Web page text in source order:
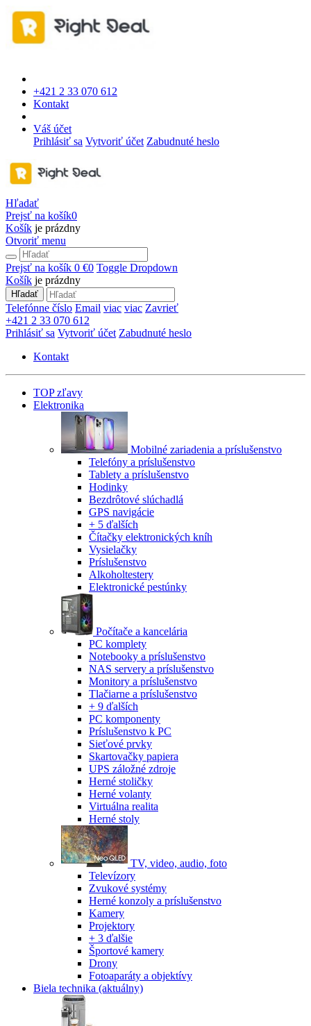
+421 2 33 070 612
Kontakt
Váš účet
Prihlásiť sa Vytvoriť účet Zabudnuté heslo
Hľadať
Prejsť na košík0
Košík je prázdny
Otvoriť menu
Prejsť na košík 0 €0 Toggle Dropdown
Košík je prázdny
Hľadať
Telefónne číslo Email viac viac Zavrieť
+421 2 33 070 612
Prihlásiť sa Vytvoriť účet Zabudnuté heslo
Kontakt
TOP zľavy
Elektronika
Mobilné zariadenia a príslušenstvo
Telefóny a príslušenstvo
Tablety a príslušenstvo
Hodinky
Bezdrôtové slúchadlá
GPS navigácie
+ 5 ďalších
Čítačky elektronických kníh
Vysielačky
Príslušenstvo
Alkoholtestery
Elektronické pestúnky
Počítače a kancelária
PC komplety
Notebooky a príslušenstvo
NAS servery a príslušenstvo
Monitory a príslušenstvo
Tlačiarne a príslušenstvo
+ 9 ďalších
PC komponenty
Príslušenstvo k PC
Sieťové prvky
Skartovačky papiera
UPS záložné zdroje
Herné stoličky
Herné volanty
Virtuálna realita
Herné stoly
TV, video, audio, foto
Televízory
Zvukové systémy
Herné konzoly a príslušenstvo
Kamery
Projektory
+ 3 ďalšie
Športové kamery
Drony
Fotoaparáty a objektívy
Biela technika (aktuálny)